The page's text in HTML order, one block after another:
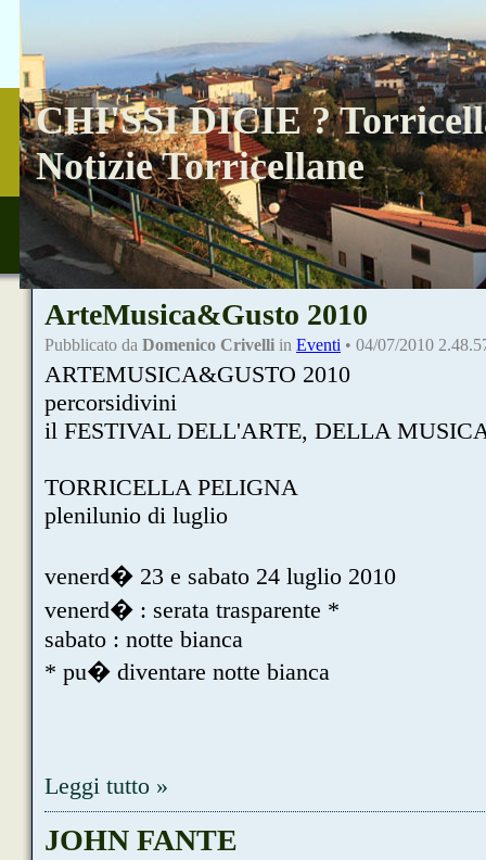
CHI'SSI DICIE ?
Notizie Torricellane
ArteMusica&Gusto 2010
Pubblicato da Domenico Crivelli in Eventi • 04/07/2010
ARTEMUSICA&GUSTO 2010
percorsidivini
il FESTIVAL DELL'ARTE, DELLA
TORRICELLA PELIGNA
plenilunio di luglio
venerd� 23 e sabato 24 luglio 2010
venerd� : serata trasparente *
sabato : notte bianca
* pu� diventare notte bianca
Leggi tutto »
JOHN FANTE